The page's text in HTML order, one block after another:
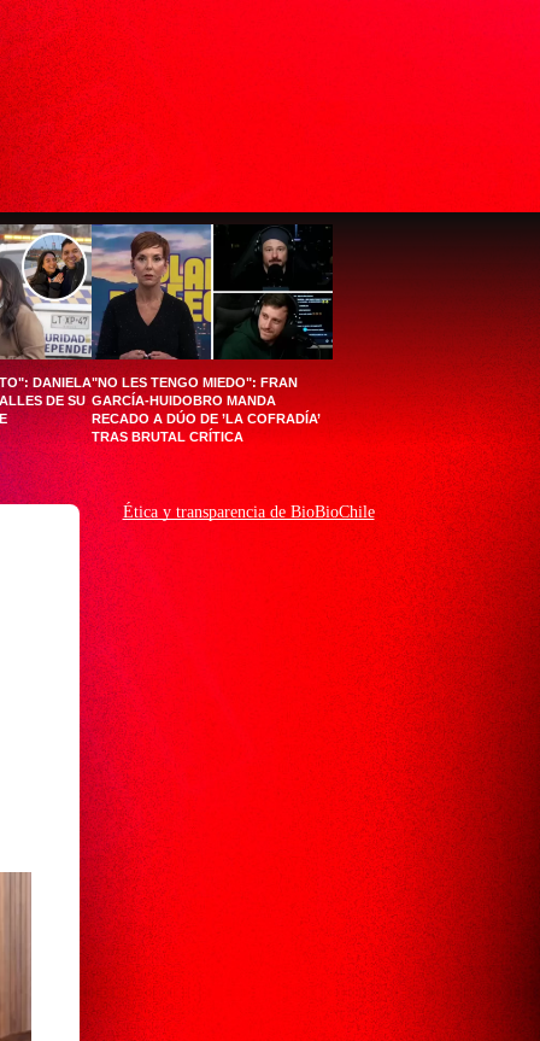
DANIELA
DE SU
"NO LES TENGO MIEDO": FRAN
GARCÍA-HUIDOBRO MANDA
RECADO A DÚO DE ’LA COFRADÍA’
TRAS BRUTAL CRÍTICA
Ética y transparencia de BioBioChile